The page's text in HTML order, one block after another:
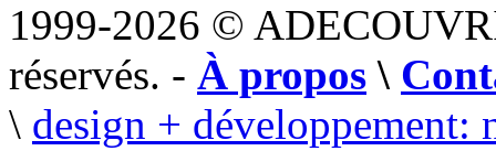
1999-2026 ©
réservés. - À propos \
\ design + développement: